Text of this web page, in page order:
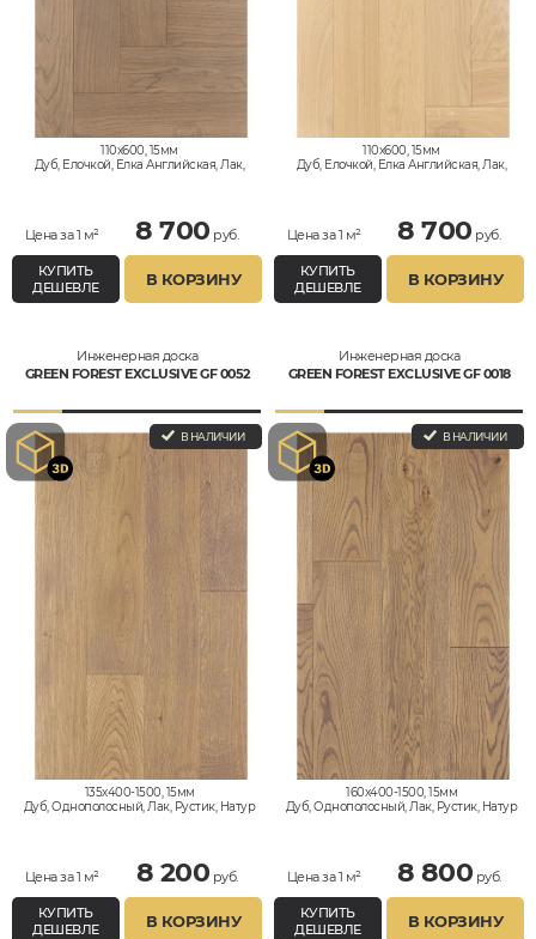
110x600, 15мм
Дуб, Елочкой, Елка Английская, Лак,
Цена за 1 м² 8 700 руб.
КУПИТЬ
ДЕШЕВЛЕ
В КОРЗИНУ
110x600, 15мм
Дуб, Елочкой, Елка Английская, Лак,
Цена за 1 м² 8 700 руб.
КУПИТЬ
ДЕШЕВЛЕ
В КОРЗИНУ
Инженерная доска
GREEN FOREST EXCLUSIVE GF 0052
В НАЛИЧИИ
135x400-1500, 15мм
Дуб, Однополосный, Лак, Рустик, Натур
Цена за 1 м² 8 200 руб.
КУПИТЬ
ДЕШЕВЛЕ
В КОРЗИНУ
Инженерная доска
GREEN FOREST EXCLUSIVE GF 0018
В НАЛИЧИИ
160x400-1500, 15мм
Дуб, Однополосный, Лак, Рустик, Натур
Цена за 1 м² 8 800 руб.
КУПИТЬ
ДЕШЕВЛЕ
В КОРЗИНУ